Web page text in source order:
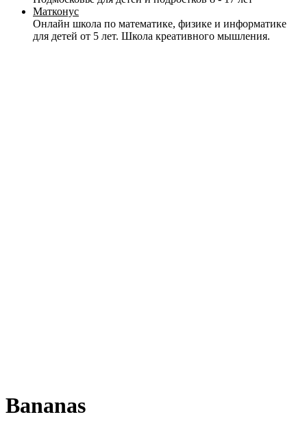
Матконус
Онлайн школа по математике, физике и информатике
для детей от 5 лет. Школа креативного мышления.
Bananas